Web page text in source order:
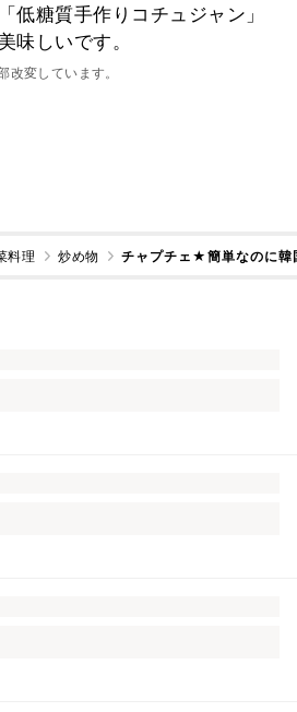
低糖質手作りコチュジャン」
味しいです。
変しています。
料理 炒め物 チャプチェ★簡単なのに韓